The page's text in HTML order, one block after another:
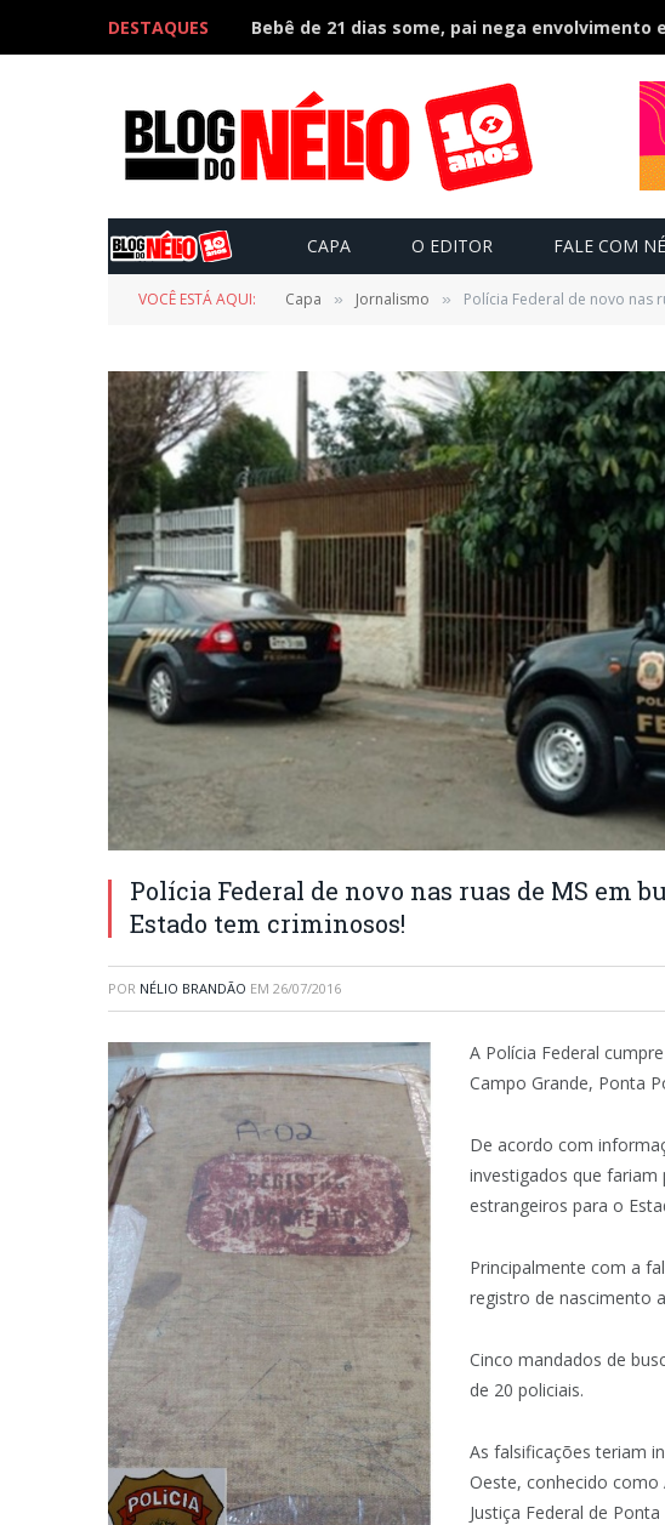
DESTAQUES
CAPA O EDITOR FALE COM
VOCÊ ESTÁ AQUI: Capa » Jornalismo » Polícia Federal de novo nas
Polícia Federal de novo nas ruas de MS em
Estado tem criminosos!
POR NÉLIO BRANDÃO EM 26/07/2016
A Polícia Federal
Campo Grande, Ponta
De acordo com
investigados que
estrangeiros para o
Principalmente com a
registro de nascimento
Cinco mandados de
de 20 policiais.
As falsificações teriam
Oeste, conhecido
Justiça Federal de Ponta